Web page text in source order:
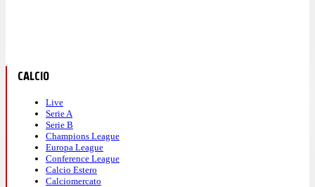
CALCIO
Live
Serie A
Serie B
Champions League
Europa League
Conference League
Calcio Estero
Calciomercato